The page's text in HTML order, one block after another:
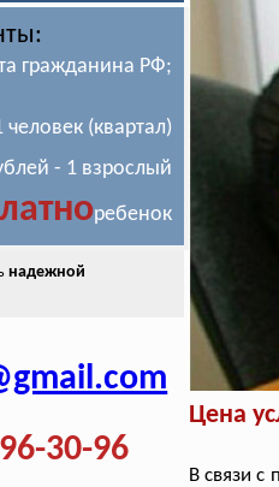
гражданина РФ;
(квартал)
- 1 взрослый
ребенок
надежной
30-96
Цена
В связи с